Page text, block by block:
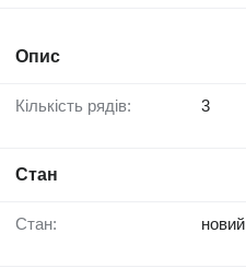
Опис
Кількість рядів: 3
Стан
Стан: новий